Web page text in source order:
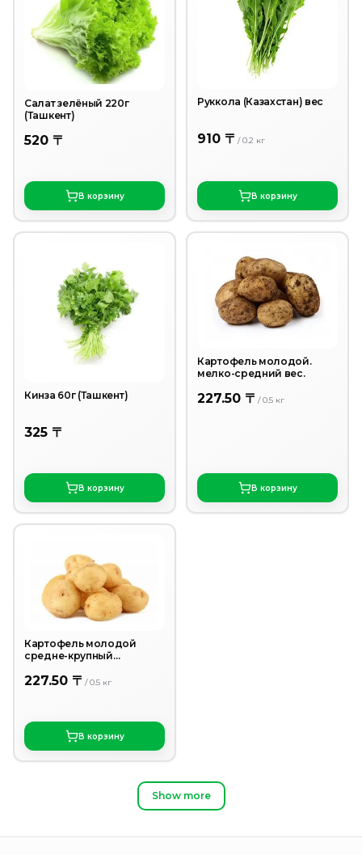
Салат зелёный 220г
(Ташкент)
520 〒
В корзину
Руккола (Казахстан) вес
910 〒 /0.2 кг
В корзину
Кинза 60г (Ташкент)
325 〒
В корзину
Картофель молодой.
мелко-средний вес.
227.50 〒 /0.5 кг
В корзину
Картофель молодой
средне-крупный
227.50 〒 /0.5 кг
В корзину
Show more